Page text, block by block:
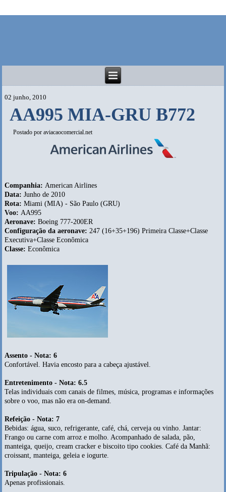
02 junho, 2010
AA995 MIA-GRU B772
Postado poraviacaocomercial.net
Companhia: American Airlines
Data:Junho de 2010
Rota:Miami (MIA) - São Paulo (GRU)
Voo: AA995
Aeronave:Boeing 777-200ER
Configuração da aeronave: 247 (16+35+196) Primeira Classe+Classe
Executiva+Classe Econômica
Classe:Econômica
Assento - Nota: 6
Confortável. Havia encosto para a cabeça ajustável.
Entretenimento - Nota: 6.5
Telas individuais com canais de filmes, música, programas e informações
sobre o voo, mas não era on-demand.
Refeição - Nota: 7
Bebidas: água, suco, refrigerante, café, chá, cerveja ou vinho. Jantar:
Frango ou carne com arroz e molho. Acompanhado de salada, pão,
manteiga, queijo, cream cracker e biscoito tipo cookies. Café da Manhã:
croissant, manteiga, geleia e iogurte.
Tripulação - Nota: 6
Apenas profissionais.